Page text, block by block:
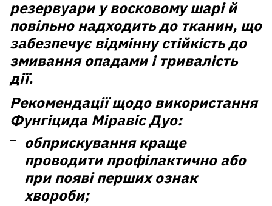
резервуари у восковому шарі й
повільно надходить до тканин, що
забезпечує відмінну стійкість до
змивання опадами і тривалість
дії.
Рекомендації щодо використання
Фунгіцида Міравіс Дуо:
обприскування краще
проводити профілактично або
при появі перших ознак
хвороби;